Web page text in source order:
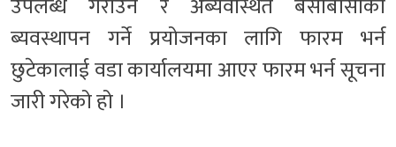
उपलब्ध गराउने र अब्यवस्थित बसोबासीको
ब्यवस्थापन गर्ने प्रयोजनका लागि फारम भर्न
छुटेकालाई वडा कार्यालयमा आएर फारम भर्न सूचना
जारी गरेको हो ।